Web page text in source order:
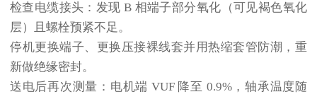
检查电缆接头：发现 B 相端子部分氧化（可见褐色氧化
层）且螺栓预紧不足。
停机更换端子、更换压接裸线套并用热缩套管防潮，重
新做绝缘密封。
送电后再次测量：电机端 VUF 降至 0.9%，轴承温度随